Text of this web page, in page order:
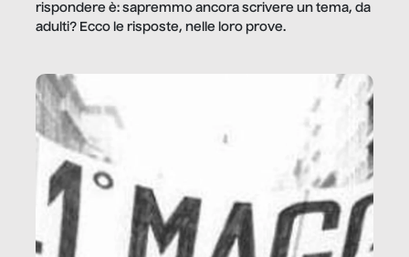
rispondere è: sapremmo ancora scrivere un tema, da
adulti? Ecco le risposte, nelle loro prove.